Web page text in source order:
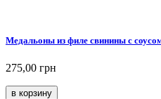
Медальоны из филе свинины с
275,00 грн